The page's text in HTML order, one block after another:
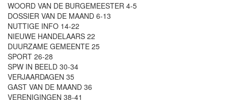
WOORD VAN DE BURGEMEESTER 4-5
DOSSIER VAN DE MAAND 6-13
NUTTIGE INFO 14-22
NIEUWE HANDELAARS 22
DUURZAME GEMEENTE 25
SPORT 26-28
SPW IN BEELD 30-34
VERJAARDAGEN 35
GAST VAN DE MAAND 36
VERENIGINGEN 38-41